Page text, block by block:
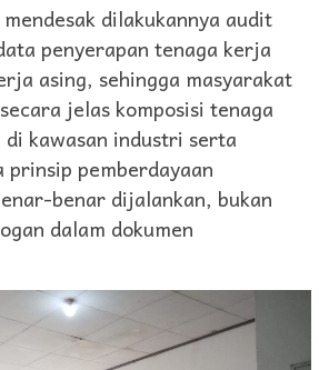
dilakukannya audit
penyerapan tenaga kerja
asing, sehingga masyarakat
jelas komposisi tenaga
kawasan industri serta
prinsip pemberdayaan
benar dijalankan, bukan
dalam dokumen